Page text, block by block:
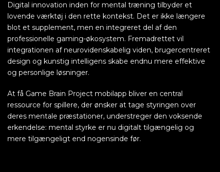
Digital innovation inden for mental træning tilbyder et
lovende værktøj i den rette kontekst. Det er ikke længere
blot et supplement, men en integreret del af den
professionelle gaming-økosystem. Fremadrettet vil
integrationen af neurovidenskabelig viden, brugercentreret
design og kunstig intelligens skabe endnu mere effektive
og personlige løsninger.
At få Game Brain Project mobilapp bliver en central
ressource for spillere, der ønsker at tage styringen over
deres mentale præstationer, understreger den voksende
erkendelse: mental styrke er nu digitalt tilgængelig og
mere tilgængeligt end nogensinde før.